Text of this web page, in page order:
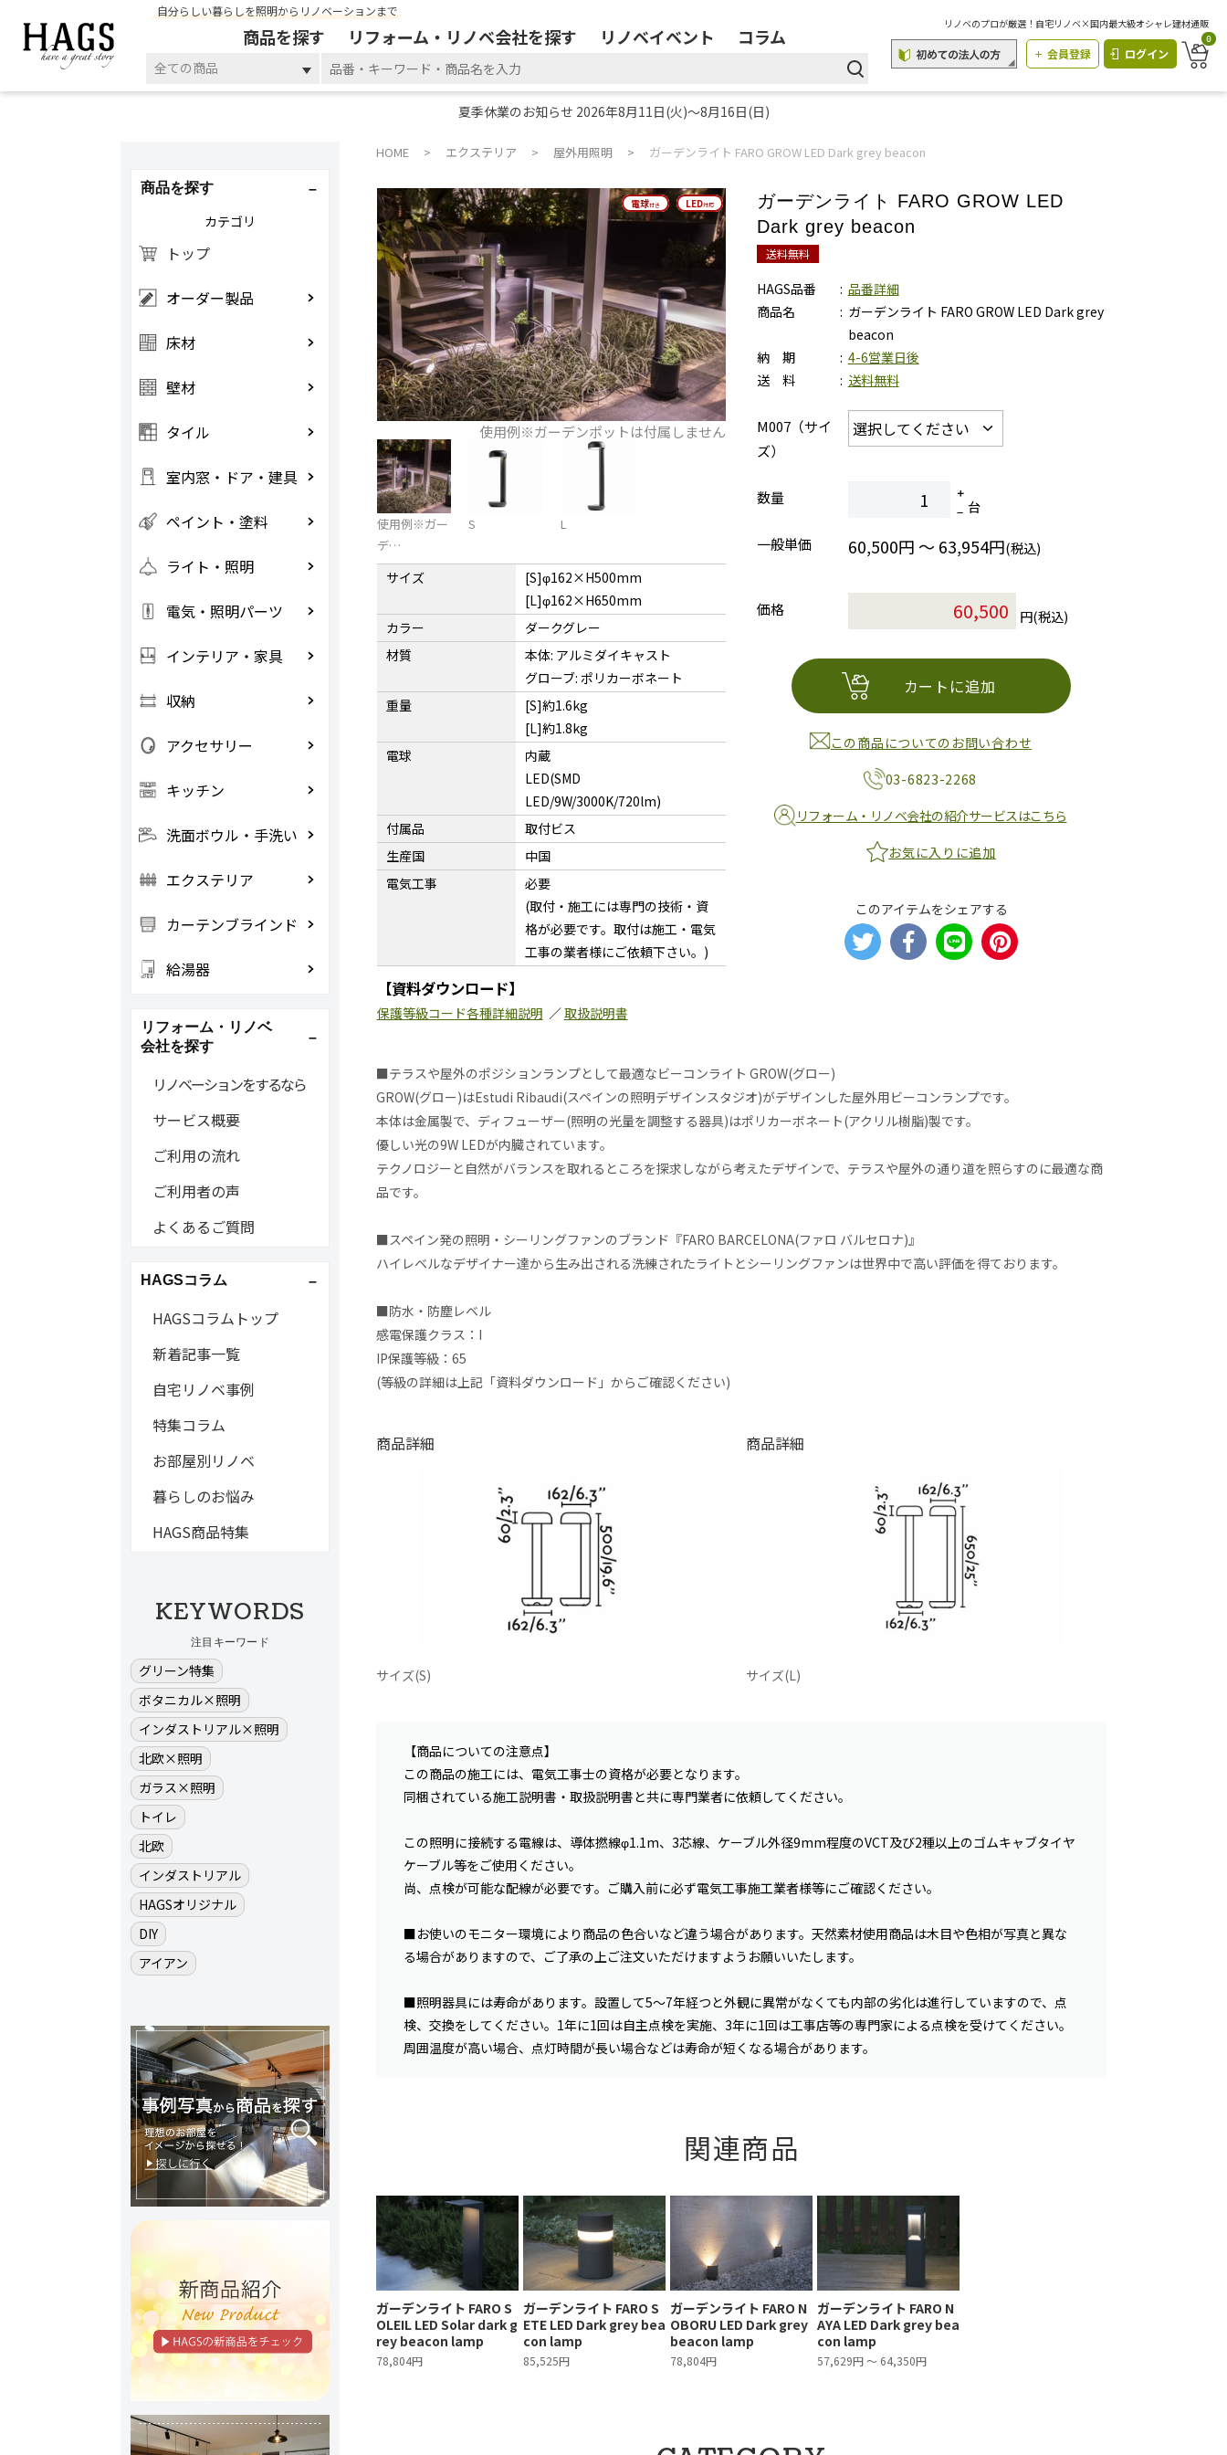
自分らしい暮らしを照明からリノベーションまで
商品を探す リフォーム・リノベ会社を探す リノベイベント コラム
全ての商品
リノベのプロが厳選！自宅リノベ×国内最大級オシャレ建材通販
会員登録 ログイン
0
夏季休業のお知らせ 2026年8月11日(火)～8月16日(日)
HOME エクステリア 屋外用照明 ガーデンライト FARO GROW LED Dark grey beacon
電球付き LED対応
電球付き LED対応
使用例※ガーデンポットは付属しません
使用例※ガー
デ…
S L
サイズ
[S]φ162×H500mm
[L]φ162×H650mm
カラー
ダークグレー
材質
本体: アルミダイキャスト
グローブ: ポリカーボネート
重量
[S]約1.6kg
[L]約1.8kg
電球
内蔵
LED(SMD
LED/9W/3000K/720lm)
付属品
取付ビス
生産国
中国
電気工事
必要
(取付・施工には専門の技術・資
格が必要です。取付は施工・電気
工事の業者様にご依頼下さい。)
【資料ダウンロード】
保護等級コード各種詳細説明 ／取扱説明書
ガーデンライト FARO GROW LED
Dark grey beacon
送料無料
HAGS品番
品番詳細
商品名
ガーデンライト FARO GROW LED Dark grey
beacon
納 期
4-6営業日後
送 料
送料無料
M007（サイ
ズ）
数量
台
一般単価
60,500円 ～ 63,954円(税込)
価格 円(税込)
カートに追加
この商品についてのお問い合わせ
03-6823-2268
リフォーム・リノベ会社の紹介サービスはこちら
お気に入りに追加
このアイテムをシェアする
■テラスや屋外のポジションランプとして最適なビーコンライト GROW(グロー)
GROW(グロー)はEstudi Ribaudi(スペインの照明デザインスタジオ)がデザインした屋外用ビーコンランプです。
本体は金属製で、ディフューザー(照明の光量を調整する器具)はポリカーボネート(アクリル樹脂)製です。
優しい光の9W LEDが内臓されています。
テクノロジーと自然がバランスを取れるところを探求しながら考えたデザインで、テラスや屋外の通り道を照らすのに最適な商
品です。
■スペイン発の照明・シーリングファンのブランド『FARO BARCELONA(ファロ バルセロナ)』
ハイレベルなデザイナー達から生み出される洗練されたライトとシーリングファンは世界中で高い評価を得ております。
■防水・防塵レベル
感電保護クラス：I
IP保護等級：65
(等級の詳細は上記「資料ダウンロード」からご確認ください)
商品詳細
サイズ(S)
商品詳細
サイズ(L)
【商品についての注意点】
この商品の施工には、電気工事士の資格が必要となります。
同梱されている施工説明書・取扱説明書と共に専門業者に依頼してください。
この照明に接続する電線は、導体撚線φ1.1m、3芯線、ケーブル外径9mm程度のVCT及び2種以上のゴムキャブタイヤ
ケーブル等をご使用ください。
尚、点検が可能な配線が必要です。ご購入前に必ず電気工事施工業者様等にご確認ください。
■お使いのモニター環境により商品の色合いなど違う場合があります。天然素材使用商品は木目や色相が写真と異な
る場合がありますので、ご了承の上ご注文いただけますようお願いいたします。
■照明器具には寿命があります。設置して5〜7年経つと外観に異常がなくても内部の劣化は進行していますので、点
検、交換をしてください。1年に1回は自主点検を実施、3年に1回は工事店等の専門家による点検を受けてください。
周囲温度が高い場合、点灯時間が長い場合などは寿命が短くなる場合があります。
関連商品
ガーデンライト FARO S
OLEIL LED Solar dark g
rey beacon lamp
78,804円
ガーデンライト FARO S
ETE LED Dark grey bea
con lamp
85,525円
ガーデンライト FARO N
OBORU LED Dark grey
beacon lamp
78,804円
ガーデンライト FARO N
AYA LED Dark grey bea
con lamp
57,629円 ～ 64,350円
商品を探す
カテゴリ
トップ
オーダー製品
床材
壁材
タイル
室内窓・ドア・建具
ペイント・塗料
ライト・照明
電気・照明パーツ
インテリア・家具
収納
アクセサリー
キッチン
洗面ボウル・手洗い
エクステリア
カーテンブラインド
給湯器
リフォーム・リノベ
会社を探す
リノベーションをするなら
サービス概要
ご利用の流れ
ご利用者の声
よくあるご質問
HAGSコラム
HAGSコラムトップ
新着記事一覧
自宅リノベ事例
特集コラム
お部屋別リノベ
暮らしのお悩み
HAGS商品特集
KEYWORDS
注目キーワード
グリーン特集
ボタニカル×照明
インダストリアル×照明
北欧×照明
ガラス×照明
トイレ
北欧
インダストリアル
HAGSオリジナル
DIY
アイアン